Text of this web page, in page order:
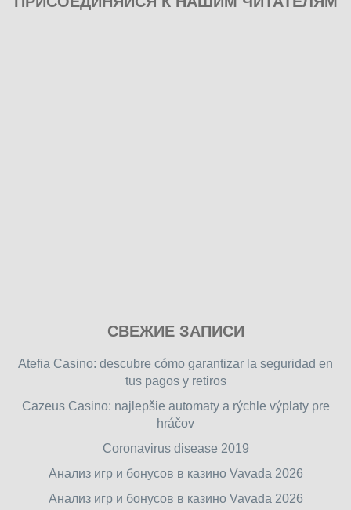
free
games
games.
СВЕЖИЕ ЗАПИСИ
Atefia Casino: descubre cómo garantizar la seguridad en
tus pagos y retiros
Cazeus Casino: najlepšie automaty a rýchle výplaty pre
hráčov
Coronavirus disease 2019
Анализ игр и бонусов в казино Vavada 2026
Анализ игр и бонусов в казино Vavada 2026